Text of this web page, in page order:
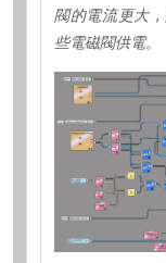
閥的電流更大
些電磁閥供電。